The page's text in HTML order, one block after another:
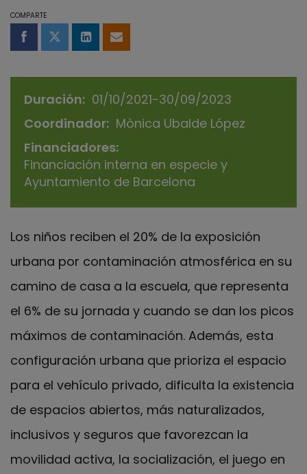
COMPARTE
Compartir en Facebook
Compartir en Twitter
Compartir en LinkedIn
Compartir por email
Duración
01/10/2021-30/09/2023
Coordinador Mònica Ubalde López
Financiadores
Financiación interna en especie y
Ayuntamiento de Barcelona
Los niños reciben el 20% de la exposición
urbana por contaminación atmosférica en su
camino de casa a la escuela, que representa
el 6% de su jornada y cuando se dan los picos
máximos de contaminación. Además, esta
configuración urbana que prioriza el espacio
para el vehículo privado, dificulta la existencia
de espacios abiertos, más naturalizados,
inclusivos y seguros que favorezcan la
movilidad activa, la socialización, el juego en